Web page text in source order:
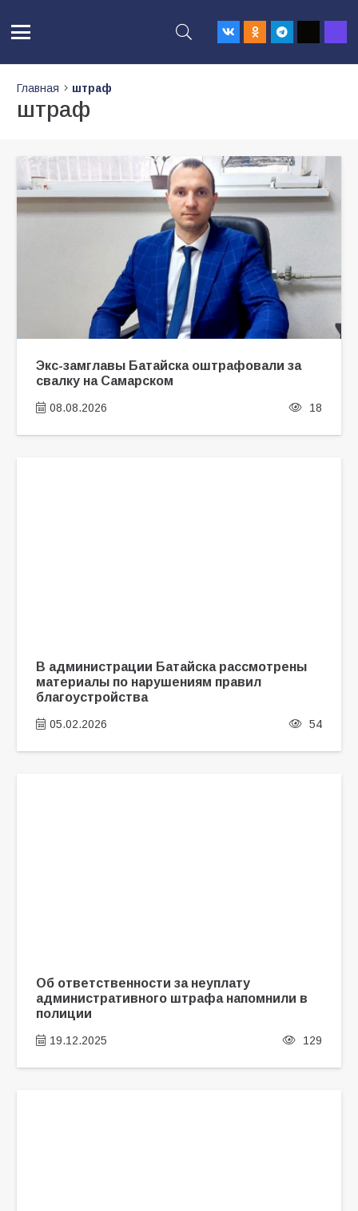
Главная штраф
штраф
Экс-замглавы Батайска оштрафовали за
свалку на Самарском
08.08.2026 18
В администрации Батайска рассмотрены
материалы по нарушениям правил
благоустройства
05.02.2026 54
Об ответственности за неуплату
административного штрафа напомнили в
полиции
19.12.2025 129